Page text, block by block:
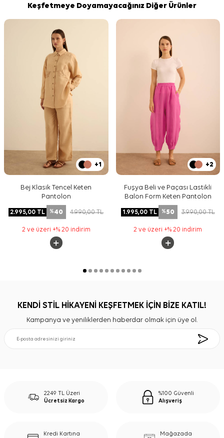
Keşfetmeye Doyamayacağınız Diğer Ürünler
+1
Bej Klasik Tencel Keten
Pantolon
2.995,00 TL %40 4.990,00TL
2 ve üzeri +% 20 indirim
+2
Fuşya Beli ve Paçası Lastikli
Balon Form Keten Pantolon
1.995,00TL %50 3.990,00TL
2 ve üzeri +% 20 indirim
KENDİ STİL HİKAYENİ KEŞFETMEK İÇİN BİZE KATIL!
Kampanya ve yeniliklerden haberdar olmak için üye ol.
2249 TL Üzeri
Ücretsiz Kargo
%100 Güvenli
Alışveriş
Kredi Kartına
Mağazada